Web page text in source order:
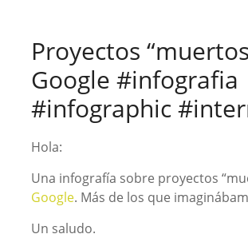
Proyectos
Google #infografia
#infographic
Hola:
Una infografía sobre proyectos
Google. Más de los que
Un saludo.